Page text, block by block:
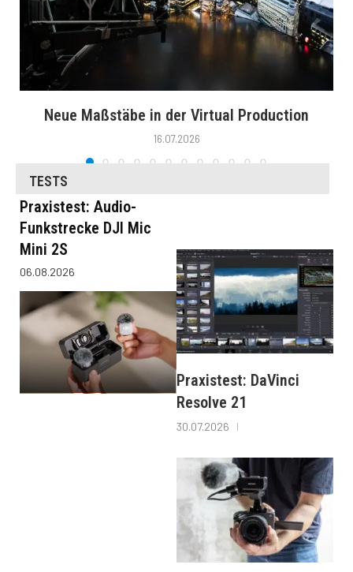
Neue Maßstäbe in der Virtual Production
16.07.2026
TESTS
Praxistest: Audio-
Funkstrecke DJI Mic
Mini 2S
06.08.2026
Praxistest: DaVinci
Resolve 21
30.07.2026